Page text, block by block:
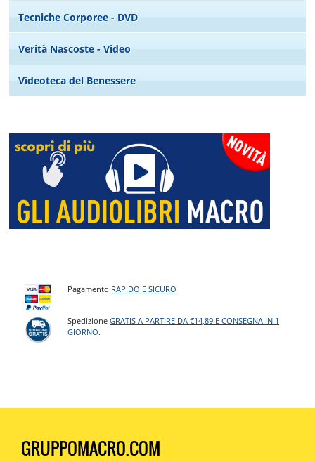
Tecniche Corporee - DVD
Verità Nascoste - Video
Videoteca del Benessere
Pagamento RAPIDO E SICURO
SpedizioneGRATIS A PARTIRE DA €14,89 E CONSEGNA IN 1
GIORNO.
GRUPPOMACRO.COM